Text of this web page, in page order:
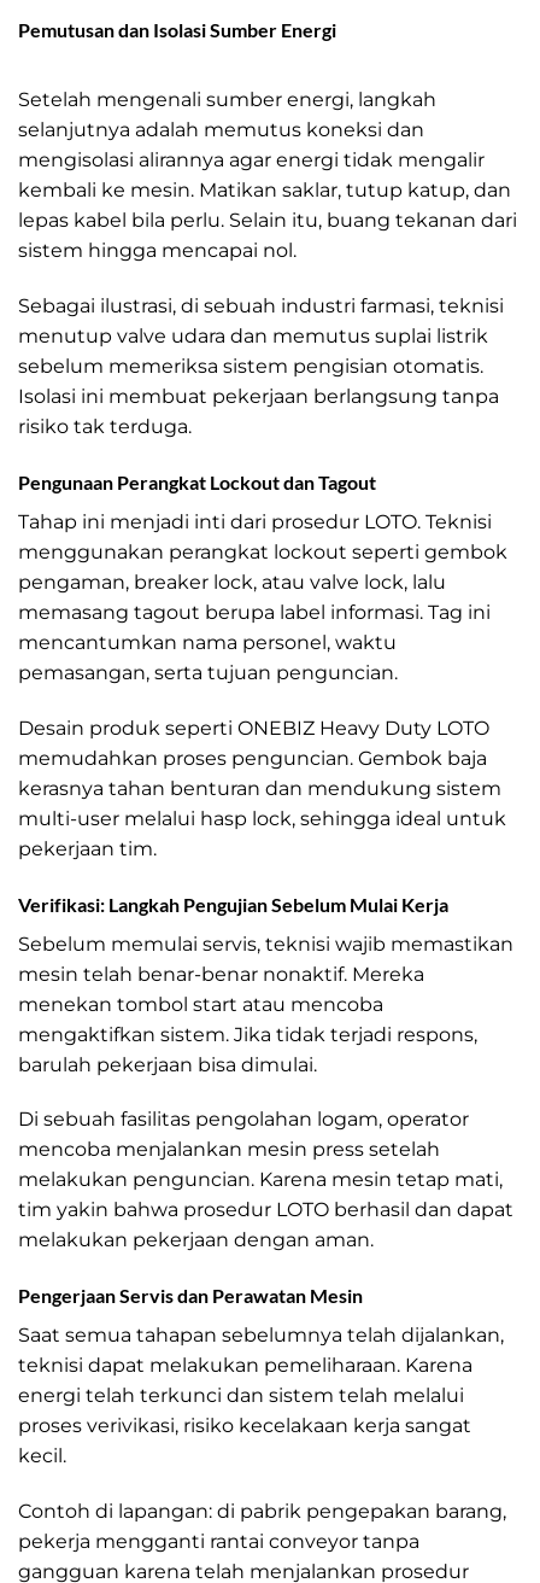
Pemutusan dan Isolasi Sumber Energi
Setelah mengenali sumber energi, langkah
selanjutnya adalah memutus koneksi dan
mengisolasi alirannya agar energi tidak mengalir
kembali ke mesin. Matikan saklar, tutup katup, dan
lepas kabel bila perlu. Selain itu, buang tekanan dari
sistem hingga mencapai nol.
Sebagai ilustrasi, di sebuah industri farmasi, teknisi
menutup valve udara dan memutus suplai listrik
sebelum memeriksa sistem pengisian otomatis.
Isolasi ini membuat pekerjaan berlangsung tanpa
risiko tak terduga.
Pengunaan Perangkat Lockout dan Tagout
Tahap ini menjadi inti dari prosedur LOTO. Teknisi
menggunakan perangkat lockout seperti gembok
pengaman, breaker lock, atau valve lock, lalu
memasang tagout berupa label informasi. Tag ini
mencantumkan nama personel, waktu
pemasangan, serta tujuan penguncian.
Desain produk seperti ONEBIZ Heavy Duty LOTO
memudahkan proses penguncian. Gembok baja
kerasnya tahan benturan dan mendukung sistem
multi-user melalui hasp lock, sehingga ideal untuk
pekerjaan tim.
Verifikasi: Langkah Pengujian Sebelum Mulai Kerja
Sebelum memulai servis, teknisi wajib memastikan
mesin telah benar-benar nonaktif. Mereka
menekan tombol start atau mencoba
mengaktifkan sistem. Jika tidak terjadi respons,
barulah pekerjaan bisa dimulai.
Di sebuah fasilitas pengolahan logam, operator
mencoba menjalankan mesin press setelah
melakukan penguncian. Karena mesin tetap mati,
tim yakin bahwa prosedur LOTO berhasil dan dapat
melakukan pekerjaan dengan aman.
Pengerjaan Servis dan Perawatan Mesin
Saat semua tahapan sebelumnya telah dijalankan,
teknisi dapat melakukan pemeliharaan. Karena
energi telah terkunci dan sistem telah melalui
proses verivikasi, risiko kecelakaan kerja sangat
kecil.
Contoh di lapangan: di pabrik pengepakan barang,
pekerja mengganti rantai conveyor tanpa
gangguan karena telah menjalankan prosedur